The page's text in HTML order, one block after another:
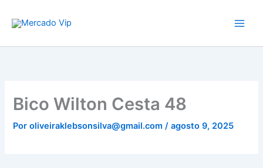
para
conteúdo
Bico Wilton Cesta 48
Poroliveiraklebsonsilva@gmail.com/agosto 9, 2025